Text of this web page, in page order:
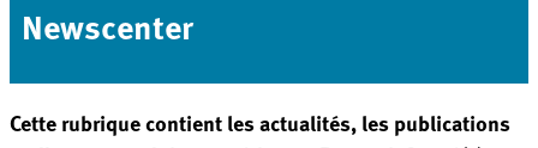
Newscenter
Cette rubrique contient les actualités, les publications